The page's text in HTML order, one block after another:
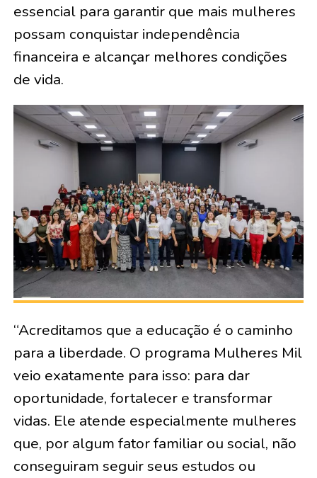
essencial para garantir que mais mulheres
possam conquistar independência
financeira e alcançar melhores condições
de vida.
“Acreditamos que a educação é o caminho
para a liberdade. O programa Mulheres Mil
veio exatamente para isso: para dar
oportunidade, fortalecer e transformar
vidas. Ele atende especialmente mulheres
que, por algum fator familiar ou social, não
conseguiram seguir seus estudos ou